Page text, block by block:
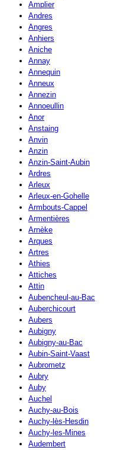
Amplier
Andres
Angres
Anhiers
Aniche
Annay
Annequin
Anneux
Annezin
Annoeullin
Anor
Anstaing
Anvin
Anzin
Anzin-Saint-Aubin
Ardres
Arleux
Arleux-en-Gohelle
Armbouts-Cappel
Armentières
Arnèke
Arques
Artres
Athies
Attiches
Attin
Aubencheul-au-Bac
Auberchicourt
Aubers
Aubigny
Aubigny-au-Bac
Aubin-Saint-Vaast
Aubrometz
Aubry
Auby
Auchel
Auchy-au-Bois
Auchy-lès-Hesdin
Auchy-les-Mines
Audembert